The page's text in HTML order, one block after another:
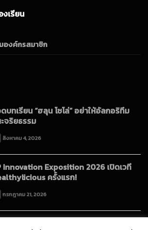
เรียน
องค์กรสมาชิก
บทเรียน “ฮลุน โซโล่” อย่าให้อัลกอริทึม
จริยธรรม
สิงหาคม 4, 2026
Innovation Exposition 2026 เปิดเวที
ครั้งแรก!
กรกฎาคม 21, 2026